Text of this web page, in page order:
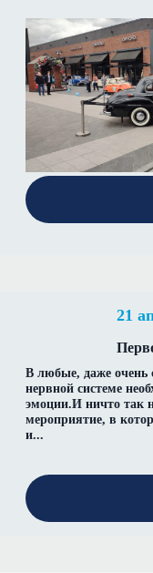
21
В любые, даже очень
нервной системе
эмоции.И ничто так
мероприятие, в
и...